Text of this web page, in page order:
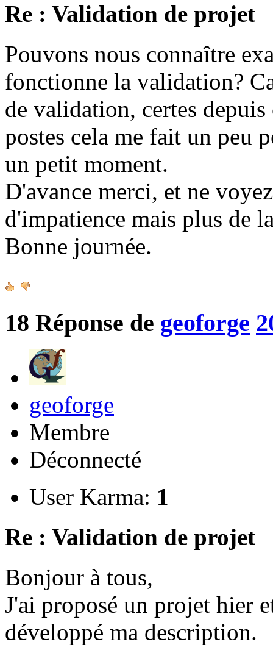
Re : Validation de projet
Pouvons nous connaître
fonctionne la validation?
de validation, certes
postes cela me fait un peu
un petit moment.
D'avance merci, et ne
d'impatience mais plus de
Bonne journée.
18 Réponse de geoforge
geoforge
Membre
Déconnecté
User Karma: 1
Re : Validation de projet
Bonjour à tous,
J'ai proposé un projet hier
développé ma description.